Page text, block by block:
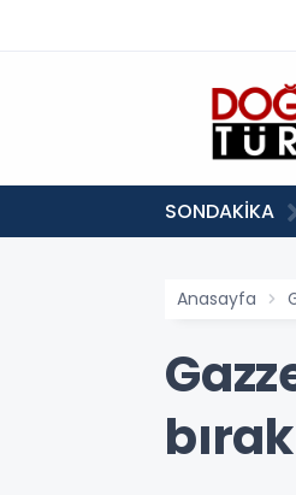
SONDAKİKA
Anasayfa